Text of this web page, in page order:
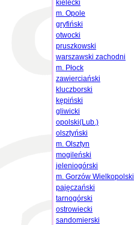
kielecki
m. Opole
gryfiński
otwocki
pruszkowski
warszawski zachodni
m. Płock
zawierciański
kluczborski
kępiński
gliwicki
opolski(Lub.)
olsztyński
m. Olsztyn
mogileński
jeleniogórski
m. Gorzów Wielkopolski
pajęczański
tarnogórski
ostrowiecki
sandomierski